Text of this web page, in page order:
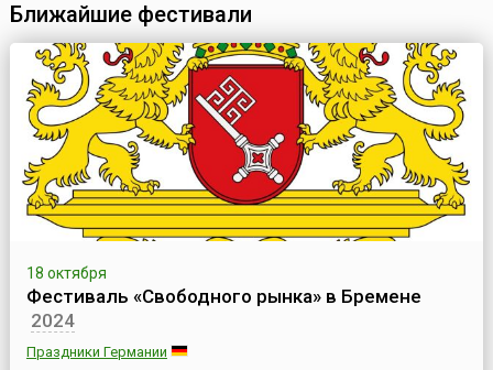
Ближайшие фестивали
18 октября
Фестиваль «Свободного рынка» в Бремене
2024
Праздники Германии